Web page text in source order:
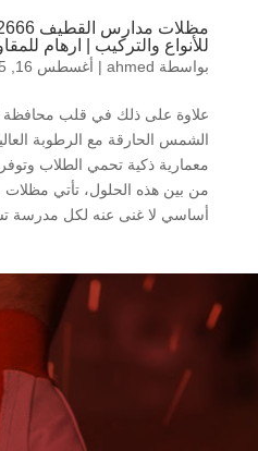
للأنواع والتركيب | ارهام
بواسطة ahmed
| أغسطس 16, 2025
علاوة على ذلك في قلب محافظة
الشمس الحارقة مع الرطوبة
معمارية ذكية تحمي الطلاب وتوفر
من بين هذه الحلول، تأتي
أساسي لا غنى عنه لكل مدرسة